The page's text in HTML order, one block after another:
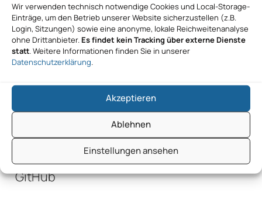
Wir verwenden technisch notwendige Cookies und Local-Storage-
Einträge, um den Betrieb unserer Website sicherzustellen (z.B.
Login, Sitzungen) sowie eine anonyme, lokale Reichweitenanalyse
ohne Drittanbieter. Es findet kein Tracking über externe Dienste
statt. Weitere Informationen finden Sie in unserer
Datenschutzerklärung.
Akzeptieren
Ablehnen
Einstellungen ansehen
GitHub
GitHub
GitHub